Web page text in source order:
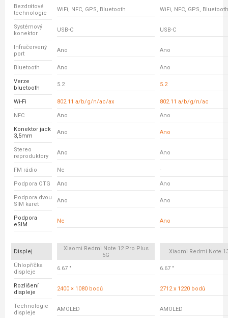
Bezdrátové
technologie
WiFi, NFC, GPS, Bluetooth WiFi, NFC, GPS, Bluetooth
Systémový
konektor
USB-C USB-C
Infračervený
port
Ano Ano
Bluetooth Ano Ano
Verze
bluetooth
5.2 5.2
Wi-Fi 802.11 a/b/g/n/ac/ax 802.11 a/b/g/n/ac
NFC Ano Ano
Konektor jack
3,5mm
Ano Ano
Stereo
reproduktory
Ano Ano
FM rádio Ne -
Podpora OTG Ano Ano
Podpora dvou
SIM karet
Ano Ano
Podpora
eSIM
Ne Ano
Displej
Xiaomi Redmi Note 12 Pro Plus
5G
Xiaomi Redmi Note
Úhlopříčka
displeje
6.67 " 6.67 "
Rozlišení
displeje
2400 × 1080 bodů 2712 x 1220 bodů
Technologie
displeje
AMOLED AMOLED